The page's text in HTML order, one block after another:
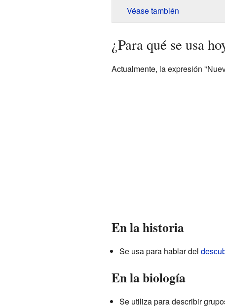
Véase también
¿Para qué se usa
Actualmente, la expresión
En la historia
Se usa para hablar del
En la biología
Se utiliza para describir